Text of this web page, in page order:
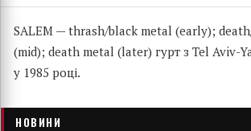
SALEM — thrash/black metal (early);
(mid); death metal (later) гурт з Tel Aviv-
у 1985 році.
НОВИНИ